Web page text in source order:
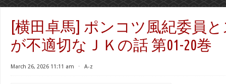
[横田卓馬] ポンコツ風紀委員
が不適切なＪＫの話 第01-20巻
March 26, 2026 11:11 am ⋅ A-z